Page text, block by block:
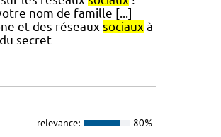
nom de famille [...]
et des réseaux sociaux à
secret
relevance: 80%